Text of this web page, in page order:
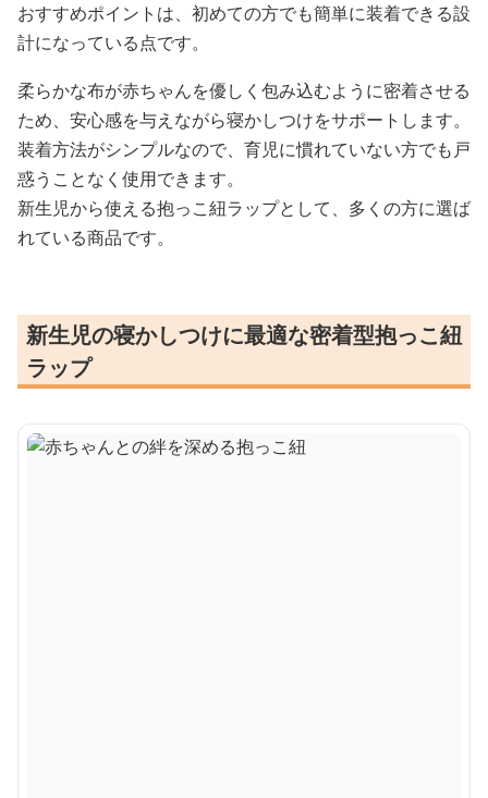
おすすめポイントは、初めての方でも簡単に装着できる設
計になっている点です。
柔らかな布が赤ちゃんを優しく包み込むように密着させる
ため、安心感を与えながら寝かしつけをサポートします。
装着方法がシンプルなので、育児に慣れていない方でも戸
惑うことなく使用できます。
新生児から使える抱っこ紐ラップとして、多くの方に選ば
れている商品です。
新生児の寝かしつけに最適な密着型抱っこ紐
ラップ